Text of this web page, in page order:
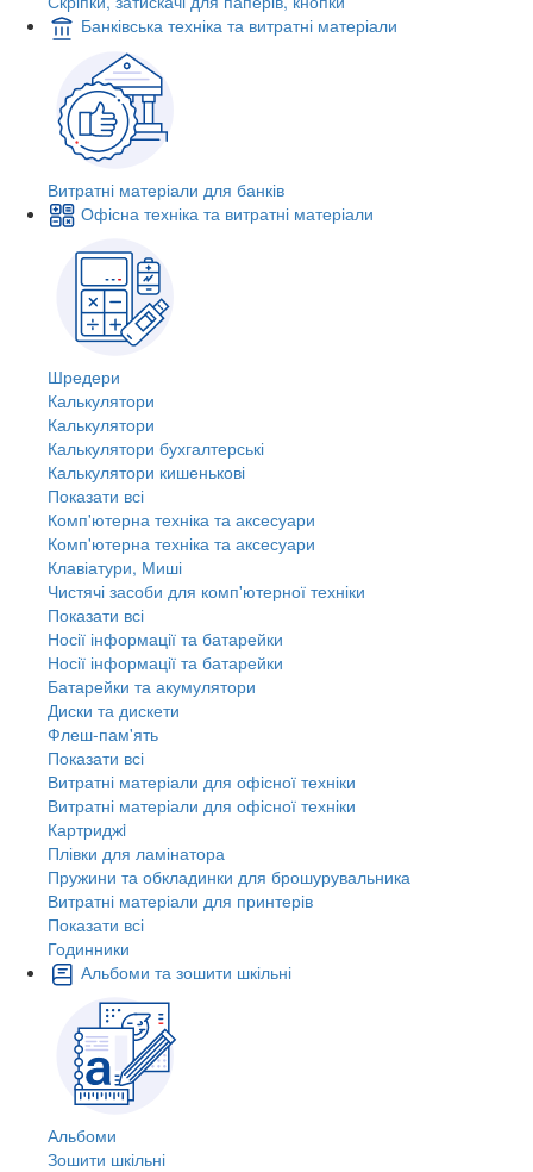
Банківська техніка та витратні матеріали
Витратні матеріали для банків
Офісна техніка та витратні матеріали
Шредери
Калькулятори
Калькулятори
Калькулятори бухгалтерські
Калькулятори кишенькові
Показати всі
Комп'ютерна техніка та аксесуари
Комп'ютерна техніка та аксесуари
Клавіатури, Миші
Чистячі засоби для комп'ютерної техніки
Показати всі
Носії інформації та батарейки
Носії інформації та батарейки
Батарейки та акумулятори
Диски та дискети
Флеш-пам'ять
Показати всі
Витратні матеріали для офісної техніки
Витратні матеріали для офісної техніки
Картриджi
Плівки для ламінатора
Пружини та обкладинки для брошурувальника
Витратні матеріали для принтерів
Показати всі
Годинники
Альбоми та зошити шкільні
Альбоми
Зошити шкільні